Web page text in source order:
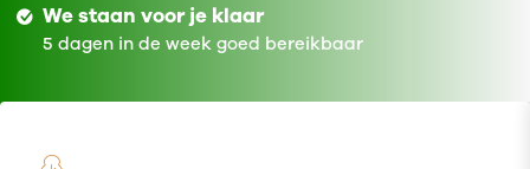
We staan voor je klaar
5 dagen in de week goed bereikbaar